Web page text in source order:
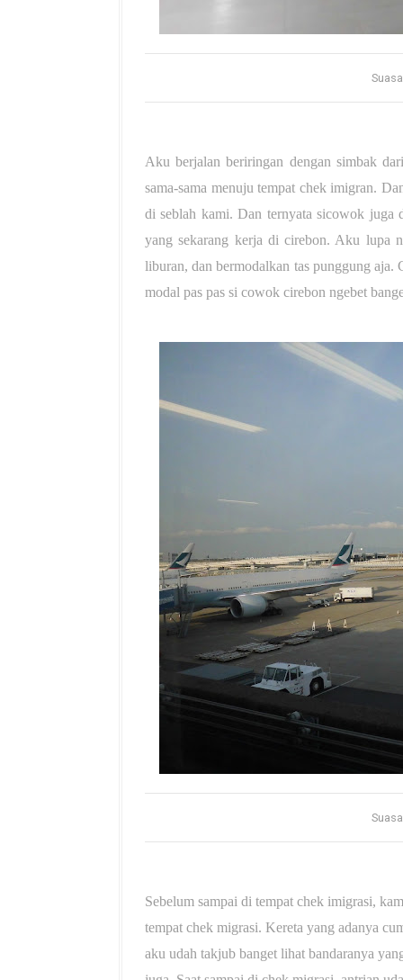
Aku berjalan beriringan dengan simbak
sama-sama menuju tempat chek imigran.
di seblah kami. Dan ternyata sicowok juga
yang sekarang kerja di cirebon. Aku lupa
liburan, dan bermodalkan tas punggung aja.
modal pas pas si cowok cirebon ngebet
Sebelum sampai di tempat chek imigrasi,
tempat chek migrasi. Kereta yang adanya
aku udah takjub banget lihat bandaranya